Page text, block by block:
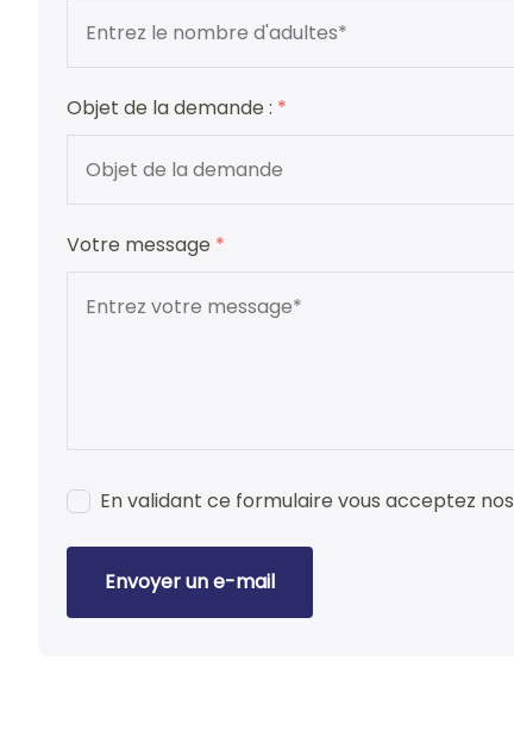
Objet de la demande : *
Votre message *
En validant ce formulaire vous acceptez nos
Envoyer un e-mail